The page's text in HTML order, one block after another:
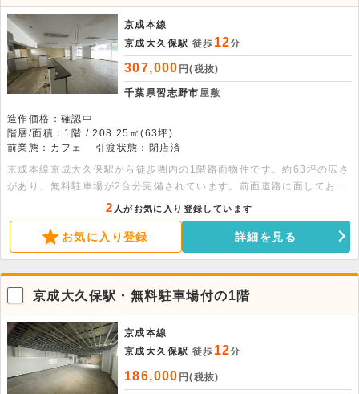
京成本線
京成大久保駅 徒歩 12分
307,000 円(税抜)
千葉県習志野市 屋敷
造作価格：確認中
階層/面積：1階 / 208.25㎡(63坪)
前業態：カフェ
引渡状態：閉店済
京成本線京成大久保駅から徒歩圏内の1階路面物件です。約63坪の広さ
があり、無料駐車場が2台分完備されています。前面道路に面してお
り、天井高約2.5メートルの開放的な空間です。前業態はカフェで、ト
イレが備わっています。飲食店をはじめ、幅広い業態のご相談を歓迎い
たします。ご内見のご希望など、お気軽にご連絡ください。
2 人がお気に入り登録しています
お気に入り登録 詳細を見る
京成大久保駅・無料駐車場付の1階
京成本線
京成大久保駅 徒歩 12分
186,000 円(税抜)